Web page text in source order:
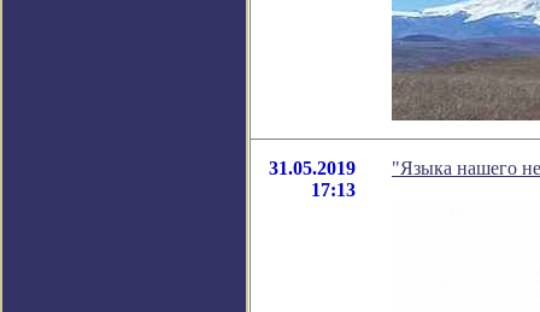
31.05.2019
17:13
"Языка нашего